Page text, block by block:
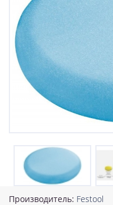
Производитель: Festool